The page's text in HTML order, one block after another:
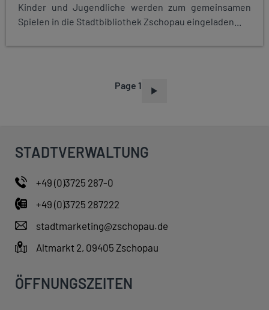
Kinder und Jugendliche werden zum gemeinsamen
Spielen in die Stadtbibliothek Zschopau eingeladen...
Page 1
STADTVERWALTUNG
+49 (0)3725 287-0
+49 (0)3725 287222
stadtmarketing@zschopau.de
Altmarkt 2, 09405 Zschopau
ÖFFNUNGSZEITEN